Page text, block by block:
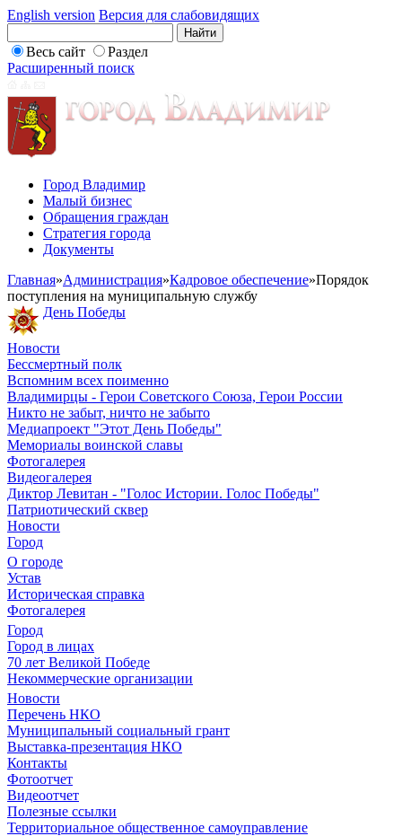
English version Версия для слабовидящих
Весь сайт
Раздел
Расширенный поиск
Город Владимир
Малый бизнес
Обращения граждан
Стратегия города
Документы
Главная»Администрация»Кадровое обеспечение»Порядок
поступления на муниципальную службу
День Победы
Новости
Бессмертный полк
Вспомним всех поименно
Владимирцы - Герои Советского Союза, Герои России
Никто не забыт, ничто не забыто
Медиапроект "Этот День Победы"
Мемориалы воинской славы
Фотогалерея
Видеогалерея
Диктор Левитан - "Голос Истории. Голос Победы"
Патриотический сквер
Новости
Город
О городе
Устав
Историческая справка
Фотогалерея
Город
Город в лицах
70 лет Великой Победе
Некоммерческие организации
Новости
Перечень НКО
Муниципальный социальный грант
Выставка-презентация НКО
Контакты
Фотоотчет
Видеоотчет
Полезные ссылки
Территориальное общественное самоуправление